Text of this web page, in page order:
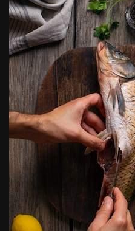
предприятий,
Pусский